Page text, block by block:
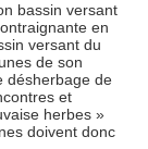
bassin versant
en
versant du
de son
désherbage de
et
herbes »
doivent donc